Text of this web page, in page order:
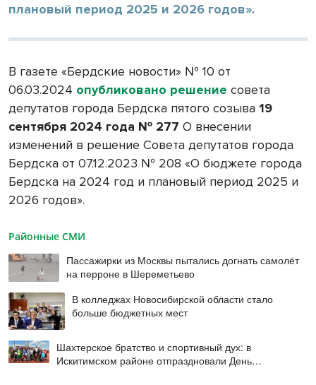
плановый период 2025 и 2026 годов».
В газете «Бердские новости» № 10 от
06.03.2024 опубликовано решение совета
депутатов города Бердска пятого созыва 19
сентября 2024 года № 277 О внесении
изменений в решение Совета депутатов города
Бердска от 07.12.2023 № 208 «О бюджете города
Бердска на 2024 год и плановый период 2025 и
2026 годов».
Районные СМИ
Пассажирки из Москвы пытались догнать самолёт
на перроне в Шереметьево
В колледжах Новосибирской области стало
больше бюджетных мест
Шахтерское братство и спортивный дух: в
Искитимском районе отпраздновали День